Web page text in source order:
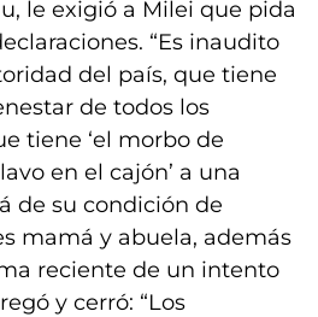
le exigió a Milei que pida
“Es inaudito
del país, que tiene
de todos los
tiene ‘el morbo de
en el cajón’ a una
de su condición de
mamá y abuela, además
reciente de un intento
y cerró: “Los